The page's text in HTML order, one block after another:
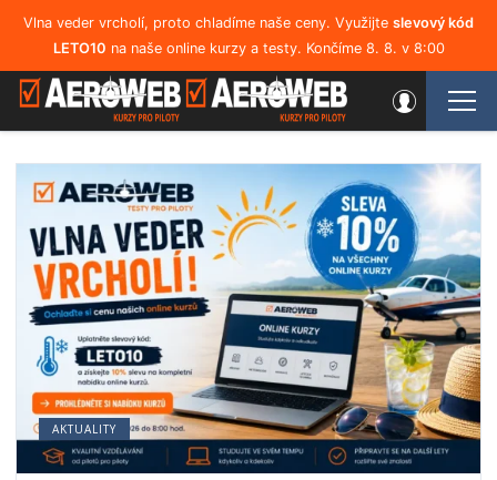
Vlna veder vrcholí, proto chladíme naše ceny. Využijte slevový kód
LETO10 na naše online kurzy a testy. Končíme 8. 8. v 8:00
AKTUALITY